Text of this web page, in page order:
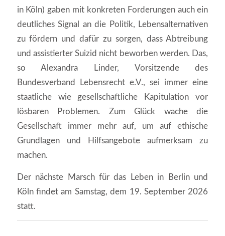
in Köln) gaben mit konkreten Forderungen auch ein
deutliches Signal an die Politik, Lebensalternativen
zu fördern und dafür zu sorgen, dass Abtreibung
und assistierter Suizid nicht beworben werden. Das,
so Alexandra Linder, Vorsitzende des
Bundesverband Lebensrecht e.V., sei immer eine
staatliche wie gesellschaftliche Kapitulation vor
lösbaren Problemen. Zum Glück wache die
Gesellschaft immer mehr auf, um auf ethische
Grundlagen und Hilfsangebote aufmerksam zu
machen.
Der nächste Marsch für das Leben in Berlin und
Köln findet am Samstag, dem 19. September 2026
statt.